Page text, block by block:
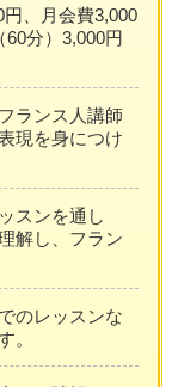
円、月会費3,000
分）3,000円
フランス人講師
現を身につけ
スンを通し
解し、フラン
のレッスンな
。